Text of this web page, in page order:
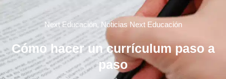
Next Educación, Noticias Next Educación
Cómo hacer un currículum paso a
paso